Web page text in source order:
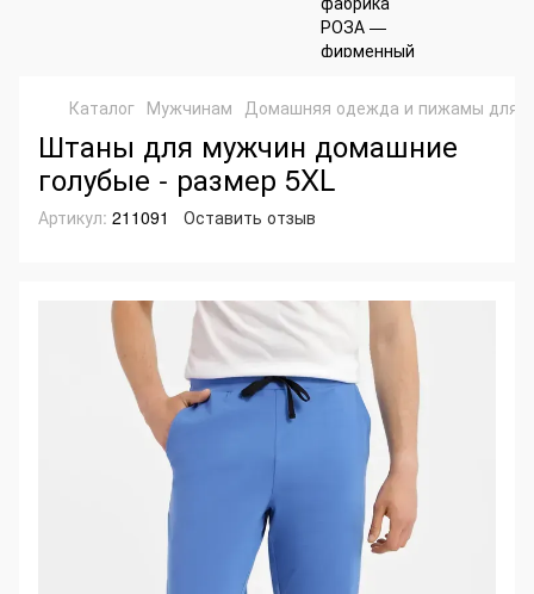
Каталог Мужчинам Домашняя одежда и пижамы для
Штаны для мужчин домашние
голубые - размер 5XL
Артикул: 211091 Оставить отзыв